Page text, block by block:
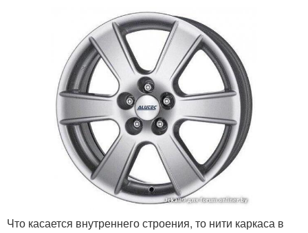
Что касается внутреннего строения, то нити каркаса в